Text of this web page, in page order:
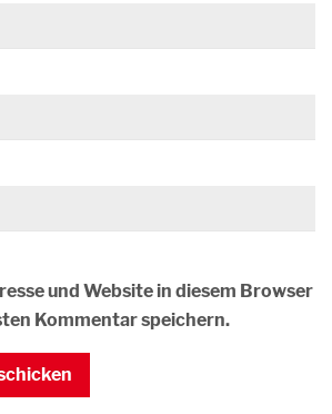
und Website in diesem Browser
Kommentar speichern.